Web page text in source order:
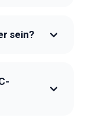
sein?